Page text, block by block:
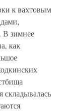
к вахтовым
В зимнее
как
складывалась